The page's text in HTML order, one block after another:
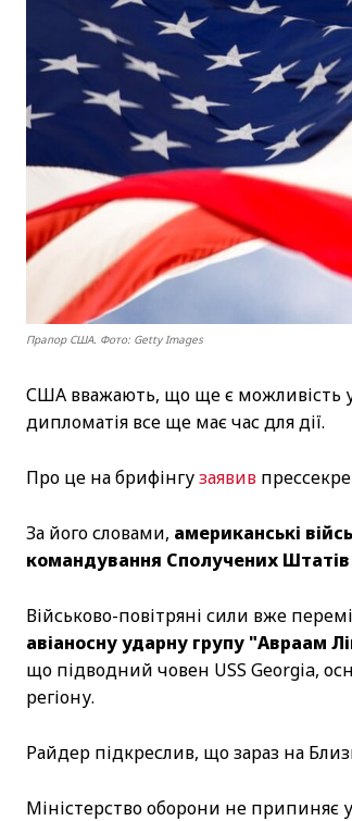
Прапор США. Фото: Getty Images
США вважають, що ще є можливість
дипломатія все ще має час для дії.
Про це на брифінгузаявив
За його словами, американські
командування Сполучених Штатів
Військово-повітряні сили вже
авіаносну ударну групу "Авраам
що підводний човен USS Georgia,
регіону.
Райдер підкреслив, що зараз на
Міністерство оборони не припиняє